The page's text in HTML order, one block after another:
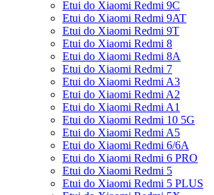
Etui do Xiaomi Redmi 9C
Etui do Xiaomi Redmi 9AT
Etui do Xiaomi Redmi 9T
Etui do Xiaomi Redmi 8
Etui do Xiaomi Redmi 8A
Etui do Xiaomi Redmi 7
Etui do Xiaomi Redmi A3
Etui do Xiaomi Redmi A2
Etui do Xiaomi Redmi A1
Etui do Xiaomi Redmi 10 5G
Etui do Xiaomi Redmi A5
Etui do Xiaomi Redmi 6/6A
Etui do Xiaomi Redmi 6 PRO
Etui do Xiaomi Redmi 5
Etui do Xiaomi Redmi 5 PLUS